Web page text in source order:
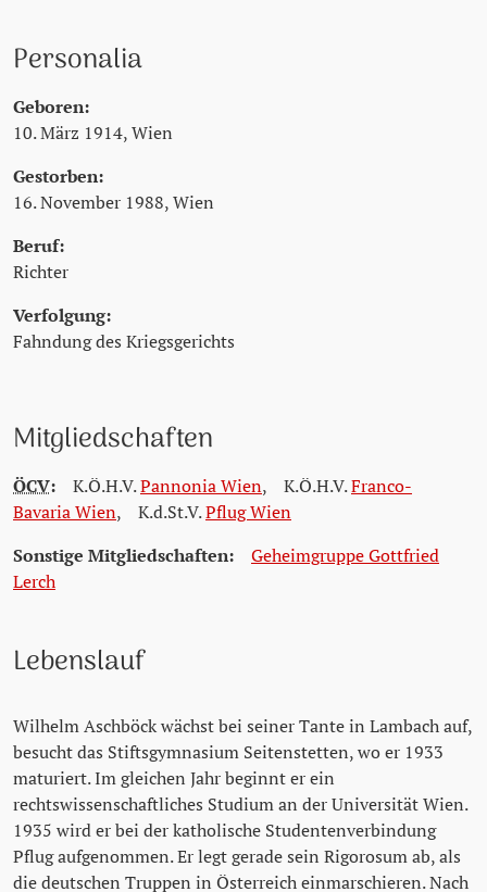
Personalia
Geboren:
10. März 1914, Wien
Gestorben:
16. November 1988, Wien
Beruf:
Richter
Verfolgung:
Fahndung des Kriegsgerichts
Mitgliedschaften
ÖCV: K.Ö.H.V.Pannonia Wien, K.Ö.H.V.Franco-
Bavaria Wien, K.d.St.V.Pflug Wien
Sonstige Mitgliedschaften:
Geheimgruppe Gottfried
Lerch
Lebenslauf
Wilhelm Aschböck wächst bei seiner Tante in Lambach auf,
besucht das Stiftsgymnasium Seitenstetten, wo er 1933
maturiert. Im gleichen Jahr beginnt er ein
rechtswissenschaftliches Studium an der Universität Wien.
1935 wird er bei der katholische Studentenverbindung
Pflug aufgenommen. Er legt gerade sein Rigorosum ab, als
die deutschen Truppen in Österreich einmarschieren. Nach